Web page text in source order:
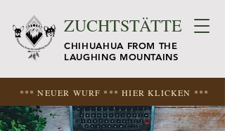
*** NEUER WURF *** HIER KLICKEN ***
ZUCHTSTÄTTE
CHIHUAHUA FROM THE
LAUGHING MOUNTAINS